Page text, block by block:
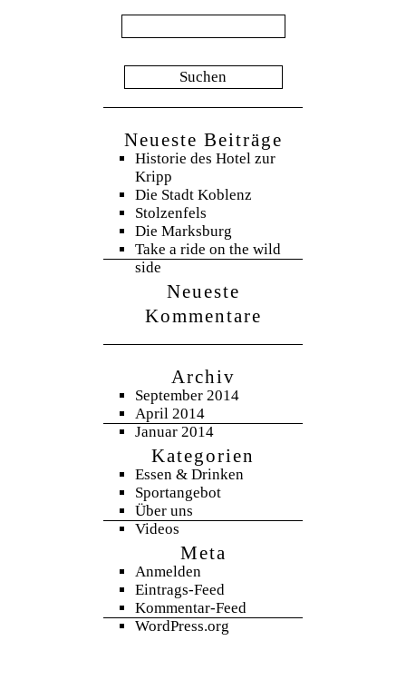
nach:
Neueste Beiträge
Historie des Hotel zur
Kripp
Die Stadt Koblenz
Stolzenfels
Die Marksburg
Take a ride on the wild
side
Neueste
Kommentare
Archiv
September 2014
April 2014
Januar 2014
Kategorien
Essen & Drinken
Sportangebot
Über uns
Videos
Meta
Anmelden
Eintrags-Feed
Kommentar-Feed
WordPress.org